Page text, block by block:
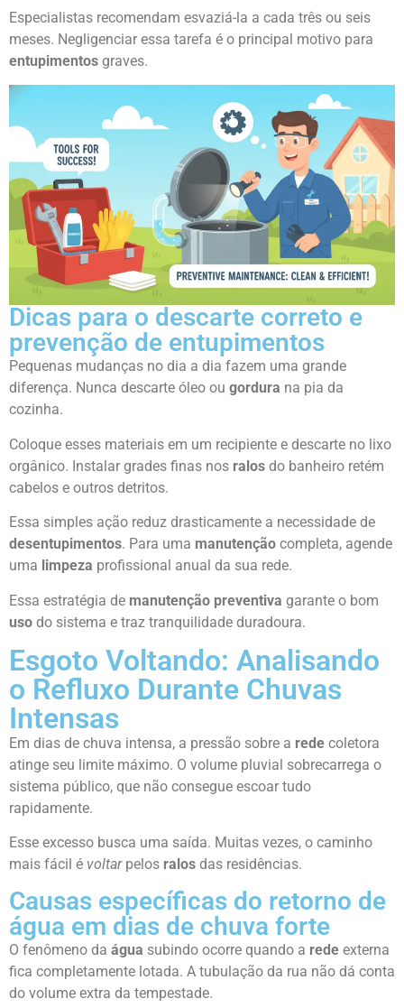
Especialistas recomendam esvaziá-la a cada três ou seis
meses. Negligenciar essa tarefa é o principal motivo para
entupimentos graves.
Dicas para o descarte correto e
prevenção de entupimentos
Pequenas mudanças no dia a dia fazem uma grande
diferença. Nunca descarte óleo ou gordura na pia da
cozinha.
Coloque esses materiais em um recipiente e descarte no lixo
orgânico. Instalar grades finas nos ralos do banheiro retém
cabelos e outros detritos.
Essa simples ação reduz drasticamente a necessidade de
desentupimentos. Para uma manutenção completa, agende
uma limpeza profissional anual da sua rede.
Essa estratégia de manutenção preventiva garante o bom
uso do sistema e traz tranquilidade duradoura.
Esgoto Voltando: Analisando
o Refluxo Durante Chuvas
Intensas
Em dias de chuva intensa, a pressão sobre a rede coletora
atinge seu limite máximo. O volume pluvial sobrecarrega o
sistema público, que não consegue escoar tudo
rapidamente.
Esse excesso busca uma saída. Muitas vezes, o caminho
mais fácil é voltarpelos ralos das residências.
Causas específicas do retorno de
água em dias de chuva forte
O fenômeno da água subindo ocorre quando a rede externa
fica completamente lotada. A tubulação da rua não dá conta
do volume extra da tempestade.